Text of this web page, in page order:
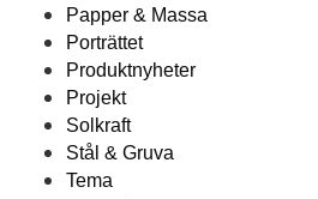
Papper & Massa
Porträttet
Produktnyheter
Projekt
Solkraft
Stål & Gruva
Tema